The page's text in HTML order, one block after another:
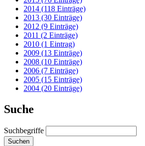
2014 (118 Einträge)
2013 (30 Einträge)
2012 (9 Einträge)
2011 (2 Einträge)
2010 (1 Eintrag)
2009 (13 Einträge)
2008 (10 Einträge)
2006 (7 Einträge)
2005 (15 Einträge)
2004 (20 Einträge)
Suche
Suchbegriffe
Suchen